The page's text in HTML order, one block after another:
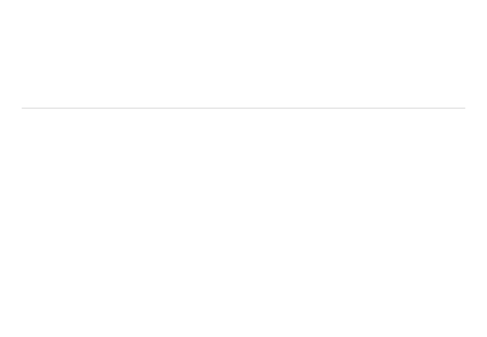
とはいえ、ひざの状態は「良くなってきた」と言い